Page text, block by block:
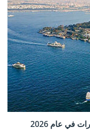
في عام 2026